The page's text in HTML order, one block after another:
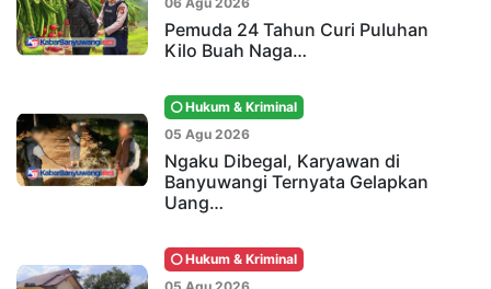
Pemuda 24 Tahun Curi Puluhan
Kilo Buah Naga…
Hukum & Kriminal
05 Agu 2026
Ngaku Dibegal, Karyawan di
Banyuwangi Ternyata Gelapkan
Uang…
Hukum & Kriminal